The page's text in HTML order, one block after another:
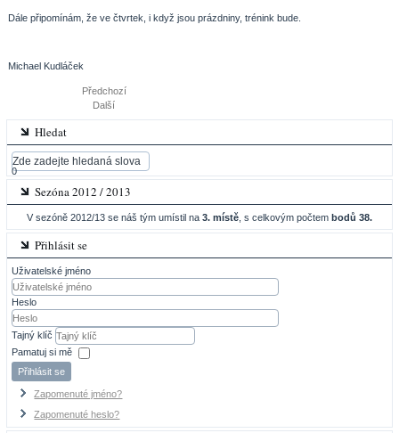
Dále připomínám, že ve čtvrtek, i když jsou prázdniny, trénink bude.
Michael Kudláček
Předchozí
Další
Hledat
0
Sezóna 2012 / 2013
V sezóně 2012/13 se náš tým umístil na 3. místě , s celkovým počtem bodů 38.
Přihlásit se
Uživatelské jméno
Heslo
Tajný klíč
Pamatuj si mě
Přihlásit se
Zapomenuté jméno?
Zapomenuté heslo?